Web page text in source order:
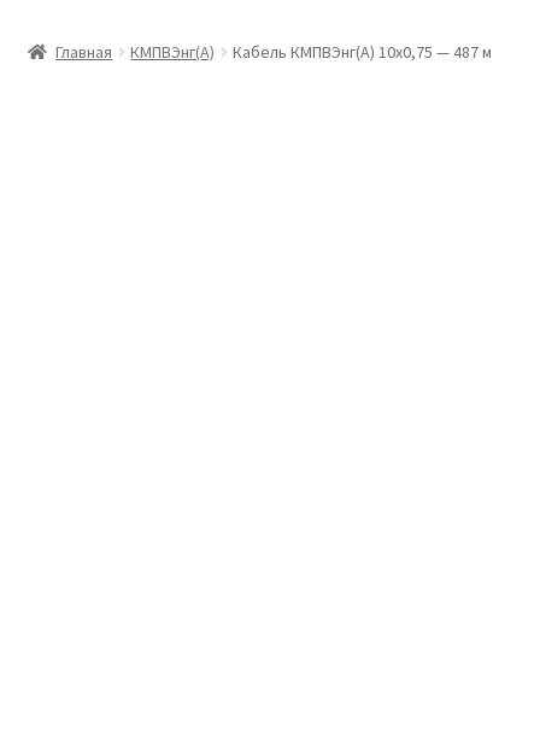
Главная КМПВЭнг(А) Кабель КМПВЭнг(А) 10х0,75 — 487 м